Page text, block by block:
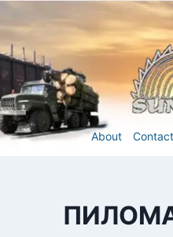
Перейти
до
вмісту
About